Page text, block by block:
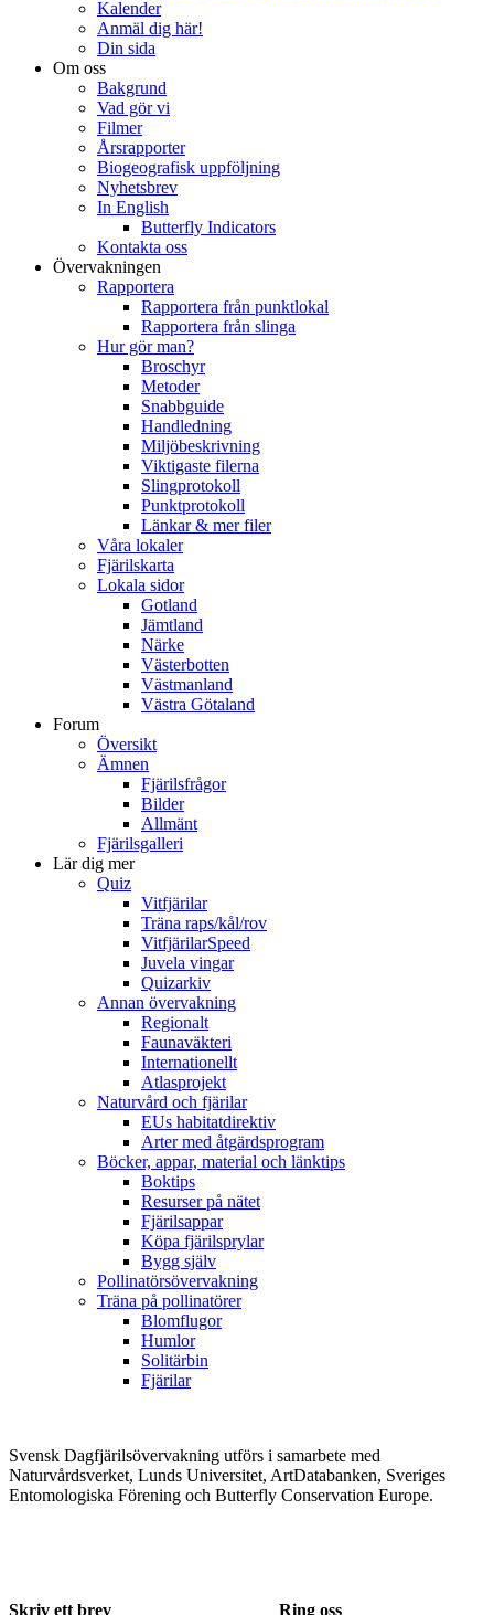
Kalender
Anmäl dig här!
Din sida
Om oss
Bakgrund
Vad gör vi
Filmer
Årsrapporter
Biogeografisk uppföljning
Nyhetsbrev
In English
Butterfly Indicators
Kontakta oss
Övervakningen
Rapportera
Rapportera från punktlokal
Rapportera från slinga
Hur gör man?
Broschyr
Metoder
Snabbguide
Handledning
Miljöbeskrivning
Viktigaste filerna
Slingprotokoll
Punktprotokoll
Länkar & mer filer
Våra lokaler
Fjärilskarta
Lokala sidor
Gotland
Jämtland
Närke
Västerbotten
Västmanland
Västra Götaland
Forum
Översikt
Ämnen
Fjärilsfrågor
Bilder
Allmänt
Fjärilsgalleri
Lär dig mer
Quiz
Vitfjärilar
Träna raps/kål/rov
VitfjärilarSpeed
Juvela vingar
Quizarkiv
Annan övervakning
Regionalt
Faunaväkteri
Internationellt
Atlasprojekt
Naturvård och fjärilar
EUs habitatdirektiv
Arter med åtgärdsprogram
Böcker, appar, material och länktips
Boktips
Resurser på nätet
Fjärilsappar
Köpa fjärilsprylar
Bygg själv
Pollinatörsövervakning
Träna på pollinatörer
Blomflugor
Humlor
Solitärbin
Fjärilar
Svensk Dagfjärilsövervakning utförs i samarbete med
Naturvårdsverket, Lunds Universitet, ArtDatabanken, Sveriges
Entomologiska Förening och Butterfly Conservation Europe.
Skriv ett brev Ring oss